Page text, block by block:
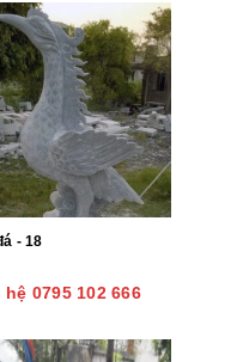
- 18
hệ 0795 102 666